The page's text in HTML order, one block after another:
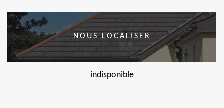
NOUS LOCALISER
indisponible